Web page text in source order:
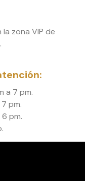
zona VIP de
a 7 pm.
pm.
6 pm.